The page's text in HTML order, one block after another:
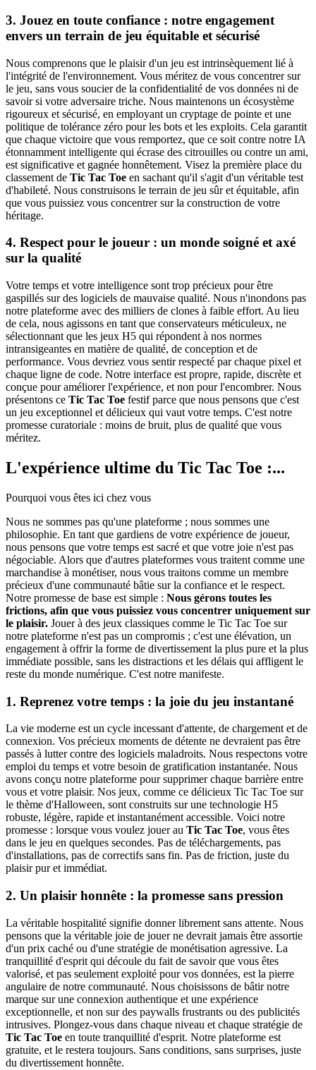
3. Jouez en toute confiance : notre engagement
envers un terrain de jeu équitable et sécurisé
Nous comprenons que le plaisir d'un jeu est intrinsèquement lié à
l'intégrité de l'environnement. Vous méritez de vous concentrer sur
le jeu, sans vous soucier de la confidentialité de vos données ni de
savoir si votre adversaire triche. Nous maintenons un écosystème
rigoureux et sécurisé, en employant un cryptage de pointe et une
politique de tolérance zéro pour les bots et les exploits. Cela garantit
que chaque victoire que vous remportez, que ce soit contre notre IA
étonnamment intelligente qui écrase des citrouilles ou contre un ami,
est significative et gagnée honnêtement. Visez la première place du
classement de Tic Tac Toe en sachant qu'il s'agit d'un véritable test
d'habileté. Nous construisons le terrain de jeu sûr et équitable, afin
que vous puissiez vous concentrer sur la construction de votre
héritage.
4. Respect pour le joueur : un monde soigné et axé
sur la qualité
Votre temps et votre intelligence sont trop précieux pour être
gaspillés sur des logiciels de mauvaise qualité. Nous n'inondons pas
notre plateforme avec des milliers de clones à faible effort. Au lieu
de cela, nous agissons en tant que conservateurs méticuleux, ne
sélectionnant que les jeux H5 qui répondent à nos normes
intransigeantes en matière de qualité, de conception et de
performance. Vous devriez vous sentir respecté par chaque pixel et
chaque ligne de code. Notre interface est propre, rapide, discrète et
conçue pour améliorer l'expérience, et non pour l'encombrer. Nous
présentons ce Tic Tac Toe festif parce que nous pensons que c'est
un jeu exceptionnel et délicieux qui vaut votre temps. C'est notre
promesse curatoriale : moins de bruit, plus de qualité que vous
méritez.
L'expérience ultime du Tic Tac Toe :...
Pourquoi vous êtes ici chez vous
Nous ne sommes pas qu'une plateforme ; nous sommes une
philosophie. En tant que gardiens de votre expérience de joueur,
nous pensons que votre temps est sacré et que votre joie n'est pas
négociable. Alors que d'autres plateformes vous traitent comme une
marchandise à monétiser, nous vous traitons comme un membre
précieux d'une communauté bâtie sur la confiance et le respect.
Notre promesse de base est simple : Nous gérons toutes les
frictions, afin que vous puissiez vous concentrer uniquement sur
le plaisir. Jouer à des jeux classiques comme le Tic Tac Toe sur
notre plateforme n'est pas un compromis ; c'est une élévation, un
engagement à offrir la forme de divertissement la plus pure et la plus
immédiate possible, sans les distractions et les délais qui affligent le
reste du monde numérique. C'est notre manifeste.
1. Reprenez votre temps : la joie du jeu instantané
La vie moderne est un cycle incessant d'attente, de chargement et de
connexion. Vos précieux moments de détente ne devraient pas être
passés à lutter contre des logiciels maladroits. Nous respectons votre
emploi du temps et votre besoin de gratification instantanée. Nous
avons conçu notre plateforme pour supprimer chaque barrière entre
vous et votre plaisir. Nos jeux, comme ce délicieux Tic Tac Toe sur
le thème d'Halloween, sont construits sur une technologie H5
robuste, légère, rapide et instantanément accessible. Voici notre
promesse : lorsque vous voulez jouer au Tic Tac Toe, vous êtes
dans le jeu en quelques secondes. Pas de téléchargements, pas
d'installations, pas de correctifs sans fin. Pas de friction, juste du
plaisir pur et immédiat.
2. Un plaisir honnête : la promesse sans pression
La véritable hospitalité signifie donner librement sans attente. Nous
pensons que la véritable joie de jouer ne devrait jamais être assortie
d'un prix caché ou d'une stratégie de monétisation agressive. La
tranquillité d'esprit qui découle du fait de savoir que vous êtes
valorisé, et pas seulement exploité pour vos données, est la pierre
angulaire de notre communauté. Nous choisissons de bâtir notre
marque sur une connexion authentique et une expérience
exceptionnelle, et non sur des paywalls frustrants ou des publicités
intrusives. Plongez-vous dans chaque niveau et chaque stratégie de
Tic Tac Toe en toute tranquillité d'esprit. Notre plateforme est
gratuite, et le restera toujours. Sans conditions, sans surprises, juste
du divertissement honnête.